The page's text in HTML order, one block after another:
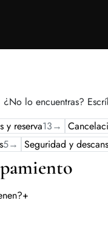
¿No lo encuentras?
y reserva13→
5→ Seguridad y
+